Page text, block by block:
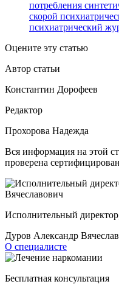
потребления
скорой
психиатрический
Оцените эту статью
Автор статьи
Константин Дорофеев
Редактор
Прохорова Надежда
Вся информация на этой
проверена
Исполнительный
Дуров Александр
О специалисте
Бесплатная консультация